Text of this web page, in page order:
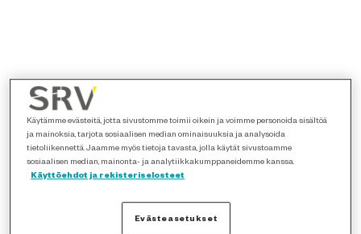
Käytämme evästeitä, jotta sivustomme toimii oikein ja voimme personoida sisältöä
ja mainoksia, tarjota sosiaalisen median ominaisuuksia ja analysoida
tietoliikennettä. Jaamme myös tietoja tavasta, jolla käytät sivustoamme
sosiaalisen median, mainonta- ja analytiikkakumppaneidemme kanssa.
Käyttöehdot ja rekisteriselosteet
Evästeasetukset